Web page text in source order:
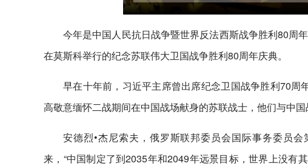
今年是中国人民抗日战争暨世界反法西斯战争胜利80周
在莫斯科举行的纪念苏联伟大卫国战争胜利80周年庆典。
早在十年前，习近平主席曾出席纪念卫国战争胜利70周
高敬意缅怀二战期间在中国战场献身的苏联战士，他们与中
安德烈•杰尼索夫，俄罗斯联邦委员会国际事务委员
来，“中国制定了到2035年和2049年远景目标，世界上没有